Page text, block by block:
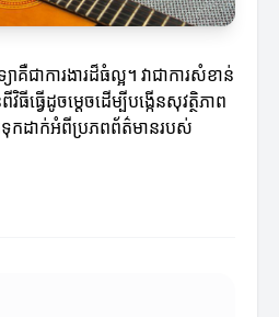
យាគឺជាការងារដ៏ធំល្អ។ វាជាការសំខាន់
ធីធ្វើដូចម្តេចដើម្បីបង្កើនសុវត្ថិភាព
កដាក់អំពីប្រភពព័ត៌មានរបស់